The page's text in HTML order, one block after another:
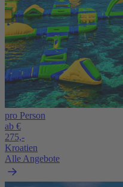
pro Person
ab €
275,-
Kroatien
Alle Angebote